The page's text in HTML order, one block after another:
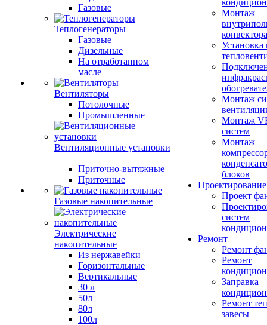
Газовые
Теплогенераторы
Газовые
Дизельные
На отработанном
масле
Вентиляторы
Потолочные
Промышленные
Вентиляционные установки
Приточно-вытяжные
Приточные
Газовые накопительные
Электрические
накопительные
Из нержавейки
Горизонтальные
Вертикальные
30 л
50л
80л
100л
Монтаж
конвектора
Установка
Монтаж
Монтаж
систем
Монтаж
блоков
Проектирование
Проект
систем
Ремонт
Ремонт
Ремонт
Заправка
Ремонт
завесы